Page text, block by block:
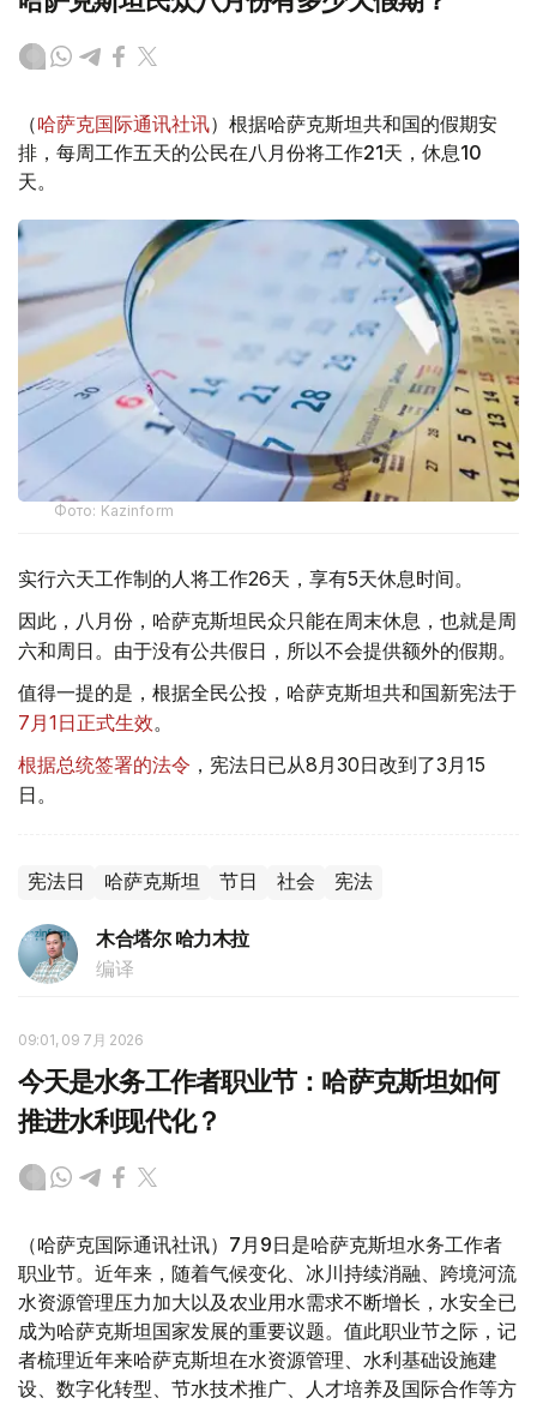
（哈萨克国际通讯社讯）根据哈萨克斯坦共和国的假期安
排，每周工作五天的公民在八月份将工作21天，休息10
天。
Фото: Kazinform
实行六天工作制的人将工作26天，享有5天休息时间。
因此，八月份，哈萨克斯坦民众只能在周末休息，也就是周
六和周日。由于没有公共假日，所以不会提供额外的假期。
值得一提的是，根据全民公投，哈萨克斯坦共和国新宪法于
7月1日正式生效。
根据总统签署的法令 ，宪法日已从8月30日改到了3月15
日。
宪法日 哈萨克斯坦 节日 社会 宪法
木合塔尔 哈力木拉
编译
09:01, 09 7月 2026
今天是水务工作者职业节：哈萨克斯坦如何
推进水利现代化？
（哈萨克国际通讯社讯）7月9日是哈萨克斯坦水务工作者
职业节。近年来，随着气候变化、冰川持续消融、跨境河流
水资源管理压力加大以及农业用水需求不断增长，水安全已
成为哈萨克斯坦国家发展的重要议题。值此职业节之际，记
者梳理近年来哈萨克斯坦在水资源管理、水利基础设施建
设、数字化转型、节水技术推广、人才培养及国际合作等方